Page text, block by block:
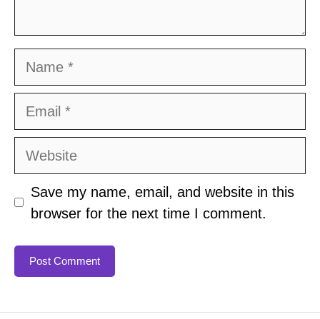
Name
Email
Website
Save my name, email, and website in this
browser for the next time I comment.